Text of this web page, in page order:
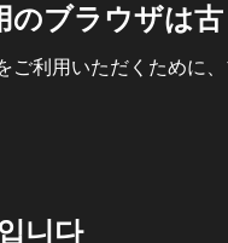
のブラウザは
利用いただくために
니다